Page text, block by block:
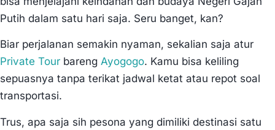
Putih dalam satu hari saja. Seru banget, kan?
Biar perjalanan semakin nyaman, sekalian saja atur
Private Tour bareng Ayogogo. Kamu bisa keliling
sepuasnya tanpa terikat jadwal ketat atau repot soal
transportasi.
Trus, apa saja sih pesona yang dimiliki destinasi satu